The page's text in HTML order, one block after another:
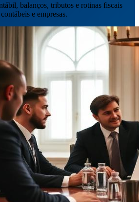
balanços, tributos e rotinas fiscais
e empresas.